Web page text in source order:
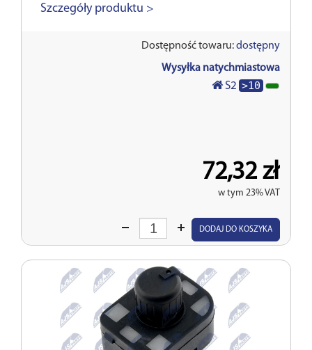
Szczegóły produktu >
Dostępność towaru:dostępny
Wysyłka natychmiastowa
S2 >10
72,32 zł
w tym 23% VAT
Wprowadź
DODAJ DO KOSZYKA